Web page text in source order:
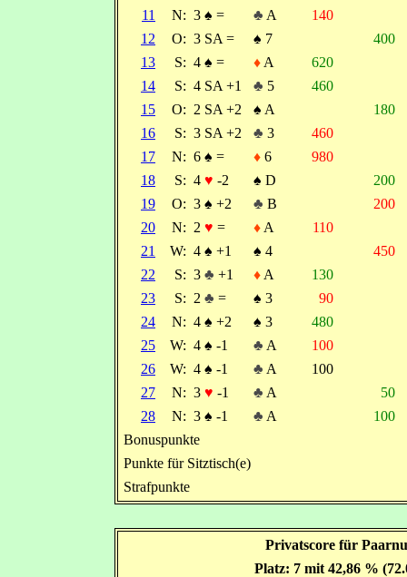
11
N: 3 ♠ = ♣ A
140
12
O: 3 SA = ♠ 7
400
13
S: 4 ♠ = ♦ A
620
14
S: 4 SA +1 ♣ 5
460
15
O: 2 SA +2 ♠ A
180
16
S: 3 SA +2 ♣ 3
460
17
N: 6 ♠ = ♦ 6
980
18
S: 4 ♥ -2 ♠ D
200
19
O: 3 ♠ +2 ♣ B
200
20
N: 2 ♥ = ♦ A
110
21
W: 4 ♠ +1 ♠ 4
450
22
S: 3 ♣ +1 ♦ A
130
23
S: 2 ♣ = ♠ 3
90
24
N: 4 ♠ +2 ♠ 3
480
25
W: 4 ♠ -1 ♣ A
100
26
W: 4 ♠ -1 ♣ A
100
27
N: 3 ♥ -1 ♣ A
50
28
N: 3 ♠ -1 ♣ A
100
Bonuspunkte
Punkte für Sitztisch(e)
Strafpunkte
Privatscore für
Platz: 7 mit 42,86 %